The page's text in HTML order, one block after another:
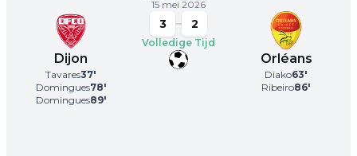
15 mei 2026
Dijon
Tavares37'
Domingues78'
Domingues89'
3 2
Volledige Tijd
Orléans
Diako63'
Ribeiro86'